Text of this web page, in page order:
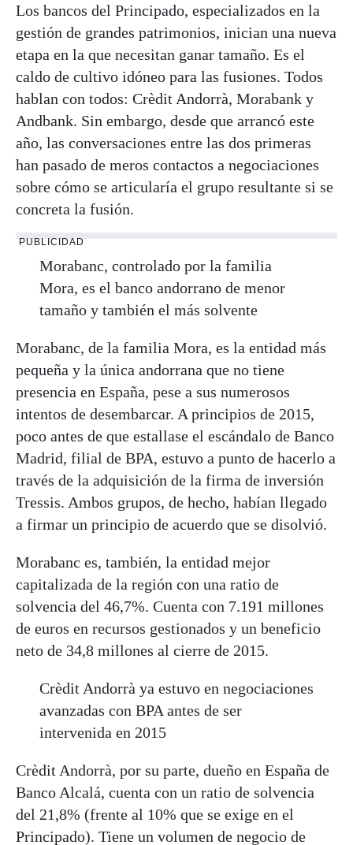
Los bancos del Principado, especializados en la
gestión de grandes patrimonios, inician una nueva
etapa en la que necesitan ganar tamaño. Es el
caldo de cultivo idóneo para las fusiones. Todos
hablan con todos: Crèdit Andorrà, Morabank y
Andbank. Sin embargo, desde que arrancó este
año, las conversaciones entre las dos primeras
han pasado de meros contactos a negociaciones
sobre cómo se articularía el grupo resultante si se
concreta la fusión.
PUBLICIDAD
Morabanc, controlado por la familia
Mora, es el banco andorrano de menor
tamaño y también el más solvente
Morabanc, de la familia Mora, es la entidad más
pequeña y la única andorrana que no tiene
presencia en España, pese a sus numerosos
intentos de desembarcar. A principios de 2015,
poco antes de que estallase el escándalo de Banco
Madrid, filial de BPA, estuvo a punto de hacerlo a
través de la adquisición de la firma de inversión
Tressis. Ambos grupos, de hecho, habían llegado
a firmar un principio de acuerdo que se disolvió.
Morabanc es, también, la entidad mejor
capitalizada de la región con una ratio de
solvencia del 46,7%. Cuenta con 7.191 millones
de euros en recursos gestionados y un beneficio
neto de 34,8 millones al cierre de 2015.
Crèdit Andorrà ya estuvo en negociaciones
avanzadas con BPA antes de ser
intervenida en 2015
Crèdit Andorrà, por su parte, dueño en España de
Banco Alcalá, cuenta con un ratio de solvencia
del 21,8% (frente al 10% que se exige en el
Principado). Tiene un volumen de negocio de